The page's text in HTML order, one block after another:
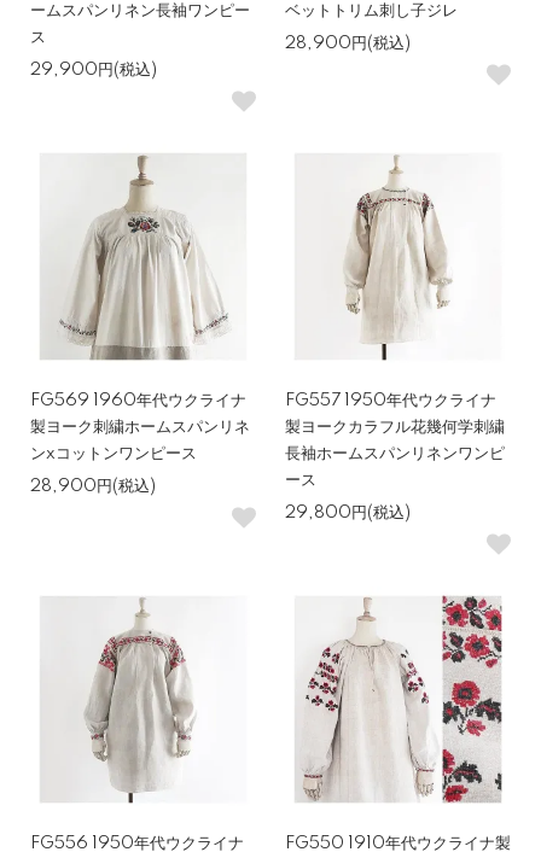
ームスパンリネン長袖ワンピー
ス
29,900円(税込)
ベットトリム刺し子ジレ
28,900円(税込)
FG569 1960年代ウクライナ
製ヨーク刺繍ホームスパンリネ
ンxコットンワンピース
28,900円(税込)
FG557 1950年代ウクライナ
製ヨークカラフル花幾何学刺繍
長袖ホームスパンリネンワンピ
ース
29,800円(税込)
FG556 1950年代ウクライナ FG550 1910年代ウクライナ製